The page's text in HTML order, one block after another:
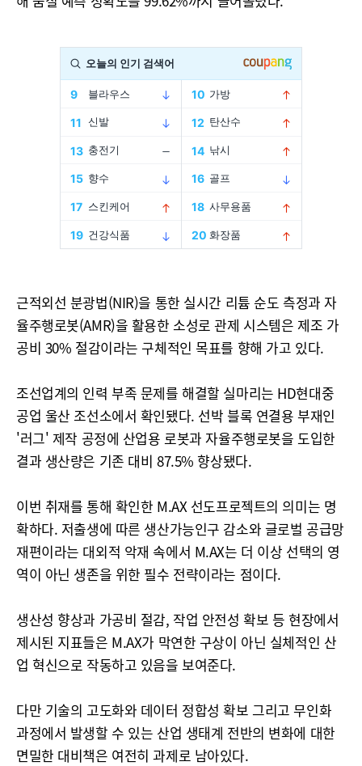
근적외선 분광법(NIR)을 통한 실시간 리튬 순도 측정과 자
율주행로봇(AMR)을 활용한 소성로 관제 시스템은 제조 가
공비 30% 절감이라는 구체적인 목표를 향해 가고 있다.
조선업계의 인력 부족 문제를 해결할 실마리는 HD현대중
공업 울산 조선소에서 확인됐다. 선박 블록 연결용 부재인
'러그' 제작 공정에 산업용 로봇과 자율주행로봇을 도입한
결과 생산량은 기존 대비 87.5% 향상됐다.
이번 취재를 통해 확인한 M.AX 선도프로젝트의 의미는 명
확하다. 저출생에 따른 생산가능인구 감소와 글로벌 공급망
재편이라는 대외적 악재 속에서 M.AX는 더 이상 선택의 영
역이 아닌 생존을 위한 필수 전략이라는 점이다.
생산성 향상과 가공비 절감, 작업 안전성 확보 등 현장에서
제시된 지표들은 M.AX가 막연한 구상이 아닌 실체적인 산
업 혁신으로 작동하고 있음을 보여준다.
다만 기술의 고도화와 데이터 정합성 확보 그리고 무인화
과정에서 발생할 수 있는 산업 생태계 전반의 변화에 대한
면밀한 대비책은 여전히 과제로 남아있다.